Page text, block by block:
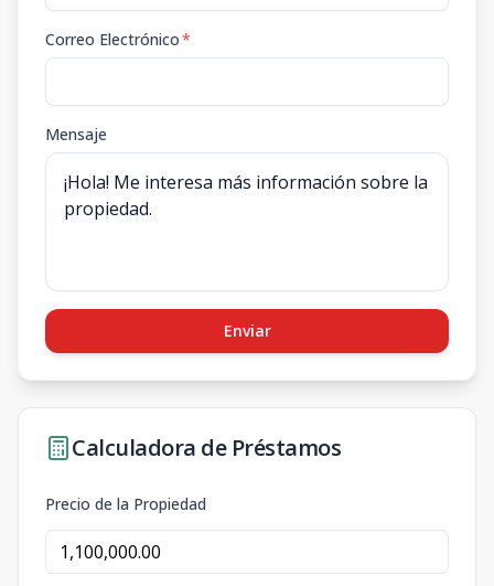
Correo Electrónico*
Mensaje
Enviar
Calculadora de Préstamos
Precio de la Propiedad